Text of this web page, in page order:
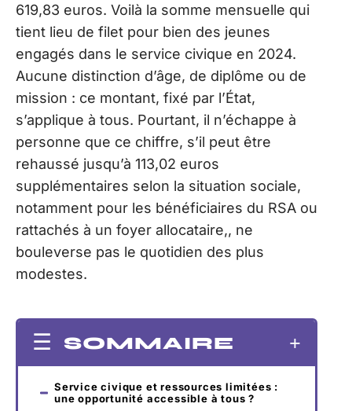
619,83 euros. Voilà la somme mensuelle qui
tient lieu de filet pour bien des jeunes
engagés dans le service civique en 2024.
Aucune distinction d’âge, de diplôme ou de
mission : ce montant, fixé par l’État,
s’applique à tous. Pourtant, il n’échappe à
personne que ce chiffre, s’il peut être
rehaussé jusqu’à 113,02 euros
supplémentaires selon la situation sociale,
notamment pour les bénéficiaires du RSA ou
rattachés à un foyer allocataire,, ne
bouleverse pas le quotidien des plus
modestes.
SOMMAIRE
Service civique et ressources limitées :
une opportunité accessible à tous ?